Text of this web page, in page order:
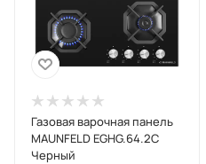
Газовая варочная панель
MAUNFELD EGHG.64.2C
Черный